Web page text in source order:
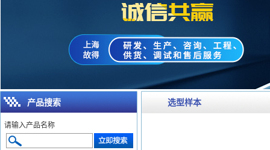
选型样本
产品搜索
请输入产品名称